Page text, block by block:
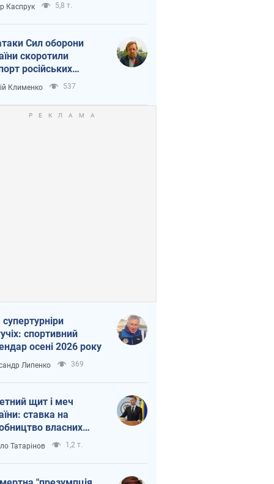
Каспрук 5,8 т.
Сил оборони
скоротили
російських
Клименко 537
спортивний
осені 2026 року
Липенко 369
щит і меч
ставка на
власних
Татарінов 1,2 т.